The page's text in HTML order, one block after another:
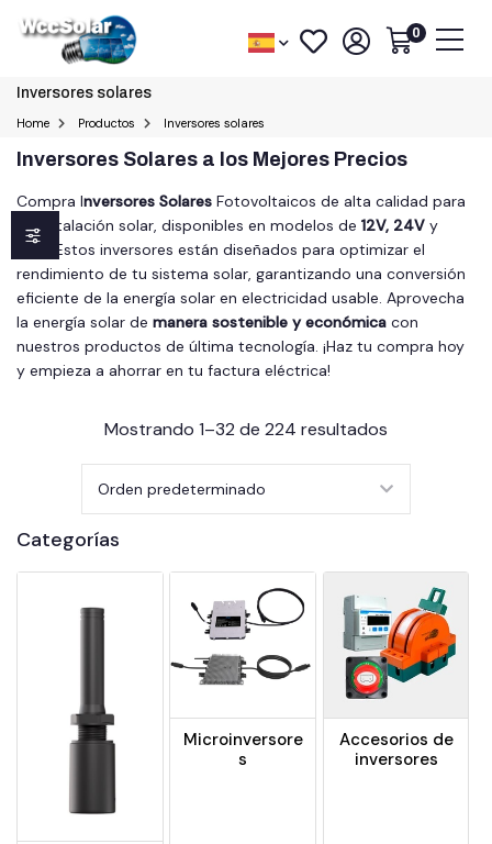
0
Inversores solares
Home Productos Inversores solares
Inversores Solares a los Mejores Precios
Compra Inversores Solares Fotovoltaicos de alta calidad para
tu instalación solar, disponibles en modelos de 12V, 24V y
48V
. Estos inversores están diseñados para optimizar el
rendimiento de tu sistema solar, garantizando una conversión
eficiente de la energía solar en electricidad usable. Aprovecha
la energía solar de manera sostenible y económica con
nuestros productos de última tecnología. ¡Haz tu compra hoy
y empieza a ahorrar en tu factura eléctrica!
Mostrando 1–32 de 224 resultados
Categorías
Microinversore
s
Accesorios de
inversores